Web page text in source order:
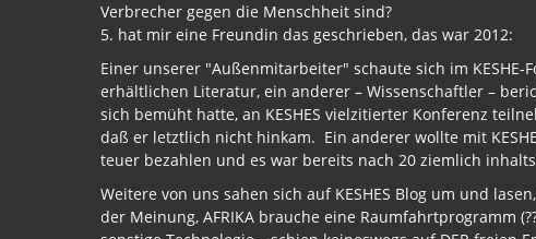
Verbrecher gegen die Menschheit sind?
5. hat mir eine Freundin das geschrieben, das war 2012:
Einer unserer "Außenmitarbeiter" schaute sich im
erhältlichen Literatur, ein anderer – Wissenschaftler –
sich bemüht hatte, an KESHES vielzitierter Konferenz
daß er letztlich nicht hinkam. Ein anderer wollte mit
teuer bezahlen und es war bereits nach 20 ziemlich
Weitere von uns sahen sich auf KESHES Blog um und
der Meinung, AFRIKA brauche eine Raumfahrtprogramm